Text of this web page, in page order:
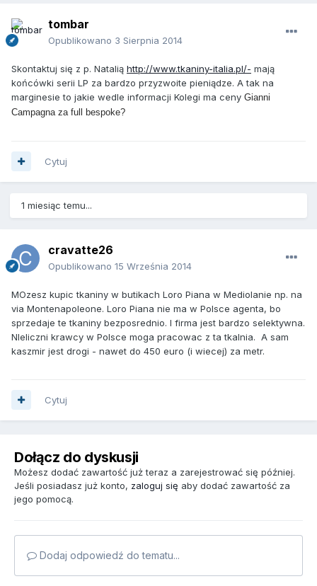
tombar
Opublikowano 3 Sierpnia 2014
Skontaktuj się z p. Natalią http://www.tkaniny-italia.pl/- mają
końcówki serii LP za bardzo przyzwoite pieniądze. A tak na
marginesie to jakie wedle informacji Kolegi ma ceny Gianni
Campagna za full bespoke?
Cytuj
1 miesiąc temu...
cravatte26
Opublikowano 15 Września 2014
MOzesz kupic tkaniny w butikach Loro Piana w Mediolanie np. na
via Montenapoleone. Loro Piana nie ma w Polsce agenta, bo
sprzedaje te tkaniny bezposrednio. I firma jest bardzo selektywna.
NIeliczni krawcy w Polsce moga pracowac z ta tkalnia. A sam
kaszmir jest drogi - nawet do 450 euro (i wiecej) za metr.
Cytuj
Dołącz do dyskusji
Możesz dodać zawartość już teraz a zarejestrować się później.
Jeśli posiadasz już konto, zaloguj się aby dodać zawartość za
jego pomocą.
Dodaj odpowiedź do tematu...